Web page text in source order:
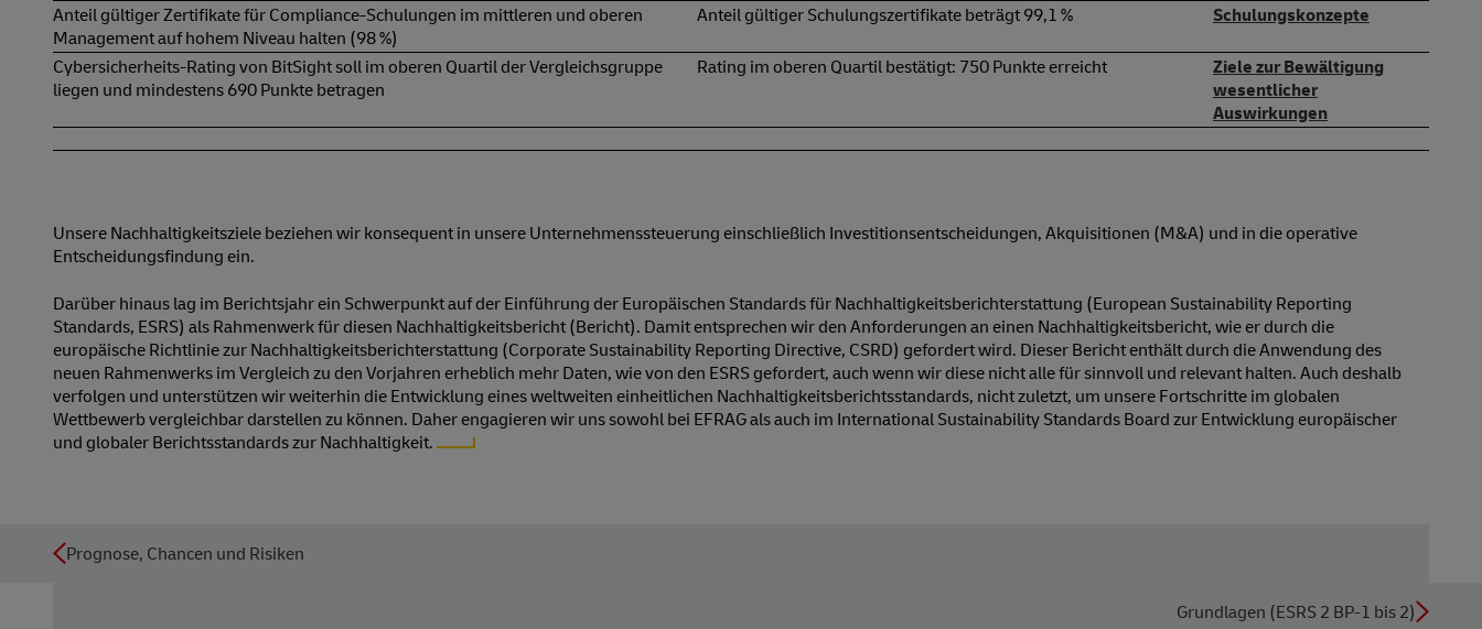
Anteil gültiger Zertifikate für Compliance-Schulungen im mittleren und oberen
Management auf hohem Niveau halten (98 %)
Anteil gültiger Schulungszertifikate beträgt 99,1 % Schulungskonzepte
Cybersicherheits-Rating von BitSight soll im oberen Quartil der Vergleichsgruppe
liegen und mindestens 690 Punkte betragen
Rating im oberen Quartil bestätigt: 750 Punkte erreicht
Ziele zur Bewältigung
wesentlicher
Auswirkungen
Unsere Nachhaltigkeitsziele beziehen wir konsequent in unsere Unternehmenssteuerung einschließlich Investitionsentscheidungen, Akquisitionen (M&A) und in die operative
Entscheidungsfindung ein.
Darüber hinaus lag im Berichtsjahr ein Schwerpunkt auf der Einführung der Europäischen Standards für Nachhaltigkeitsberichterstattung (European Sustainability Reporting
Standards, ESRS) als Rahmenwerk für diesen Nachhaltigkeitsbericht (Bericht). Damit entsprechen wir den Anforderungen an einen Nachhaltigkeitsbericht, wie er durch die
europäische Richtlinie zur Nachhaltigkeitsberichterstattung (Corporate Sustainability Reporting Directive, CSRD) gefordert wird. Dieser Bericht enthält durch die Anwendung des
neuen Rahmenwerks im Vergleich zu den Vorjahren erheblich mehr Daten, wie von den ESRS gefordert, auch wenn wir diese nicht alle für sinnvoll und relevant halten. Auch deshalb
verfolgen und unterstützen wir weiterhin die Entwicklung eines weltweiten einheitlichen Nachhaltigkeitsberichtsstandards, nicht zuletzt, um unsere Fortschritte im globalen
Wettbewerb vergleichbar darstellen zu können. Daher engagieren wir uns sowohl bei EFRAG als auch im International Sustainability Standards Board zur Entwicklung europäischer
und globaler Berichtsstandards zurNachhaltigkeit.
Prognose, Chancen und Risiken
Grundlagen (ESRS 2 BP-1 bis 2)